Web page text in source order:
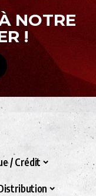
NOTRE
!
/ Crédit